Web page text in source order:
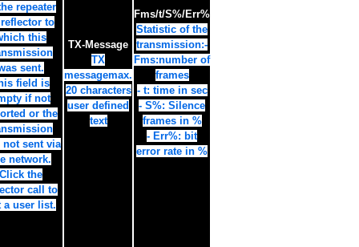
repeater
to
this
sent.
field is
if not
or the
not sent via
network.
Click the
call to
a user list.
TX-Message
TX
messagemax.
20 characters
user defined
text
Fms/t/S%/Err%
Statistic of the
transmission:-
Fms:number of
frames
- t: time in sec
- S%: Silence
frames in %
- Err%: bit
error rate in %